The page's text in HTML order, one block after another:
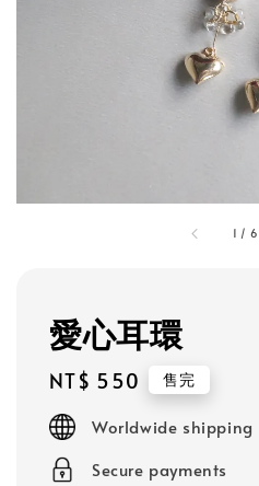
1 / 6
愛心耳環
Regular
price
NT$ 550 售完
Worldwide shipping
Secure payments